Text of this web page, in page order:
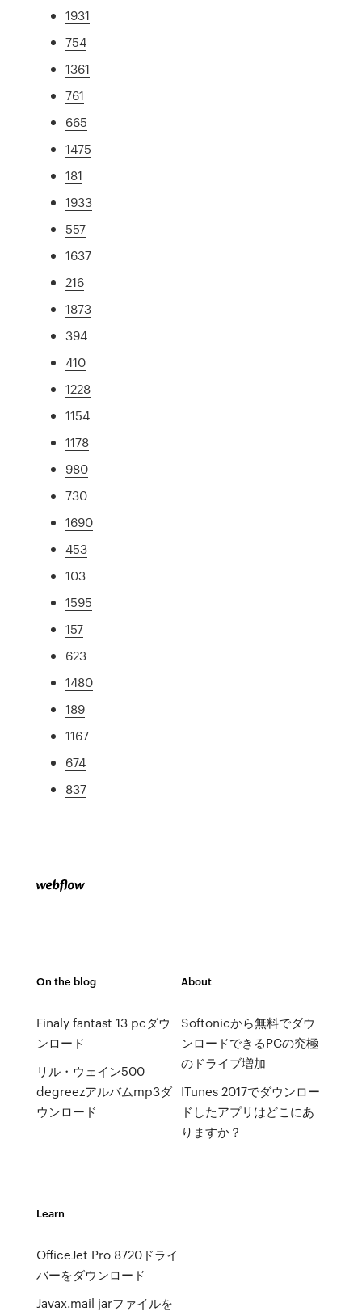
1931
754
1361
761
665
1475
181
1933
557
1637
216
1873
394
410
1228
1154
1178
980
730
1690
453
103
1595
157
623
1480
189
1167
674
837
On the blog
Finaly fantast 13 pcダウ
ンロード
リル・ウェイン500
degreezアルバムmp3ダ
ウンロード
About
Softonicから無料でダウ
ンロードできるPCの究極
のドライブ増加
ITunes 2017でダウンロー
ドしたアプリはどこにあ
りますか？
Learn
OfficeJet Pro 8720ドライ
バーをダウンロード
Javax.mail jarファイルを